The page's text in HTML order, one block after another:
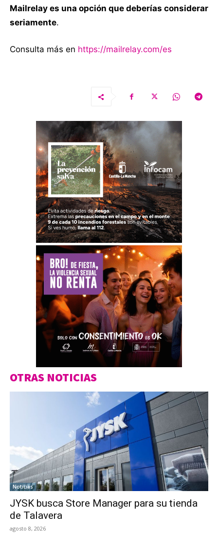
Mailrelay es una opción que deberías considerar
seriamente.
Consulta más en https://mailrelay.com/es
OTRAS NOTICIAS
Noticias
JYSK busca Store Manager para su tienda
de Talavera
agosto 8, 2026